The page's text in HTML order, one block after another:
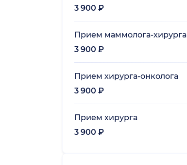
3 900 ₽
Прием маммолога-хирурга
3 900 ₽
Прием хирурга-онколога
3 900 ₽
Прием хирурга
3 900 ₽